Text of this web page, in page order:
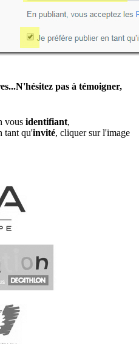
pas à témoigner,
vous identifiant,
tant qu'invité, cliquer sur l'image